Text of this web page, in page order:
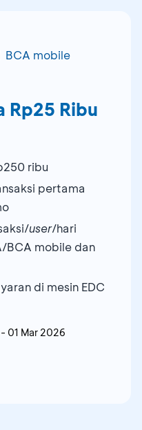
BCA mobile
Rp25 Ribu
ribu
pertama
user/hari
BCA mobile dan
di mesin EDC
- 01 Mar 2026